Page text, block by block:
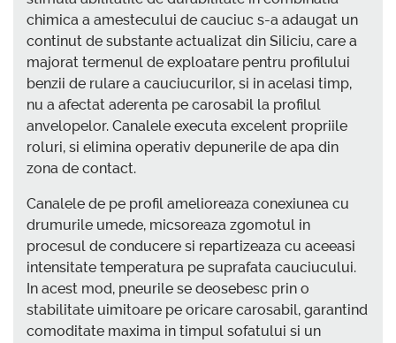
chimica a amestecului de cauciuc s-a adaugat un
continut de substante actualizat din Siliciu, care a
majorat termenul de exploatare pentru profilului
benzii de rulare a cauciucurilor, si in acelasi timp,
nu a afectat aderenta pe carosabil la profilul
anvelopelor. Canalele executa excelent propriile
roluri, si elimina operativ depunerile de apa din
zona de contact.
Canalele de pe profil amelioreaza conexiunea cu
drumurile umede, micsoreaza zgomotul in
procesul de conducere si repartizeaza cu aceeasi
intensitate temperatura pe suprafata cauciucului.
In acest mod, pneurile se deosebesc prin o
stabilitate uimitoare pe oricare carosabil, garantind
comoditate maxima in timpul sofatului si un